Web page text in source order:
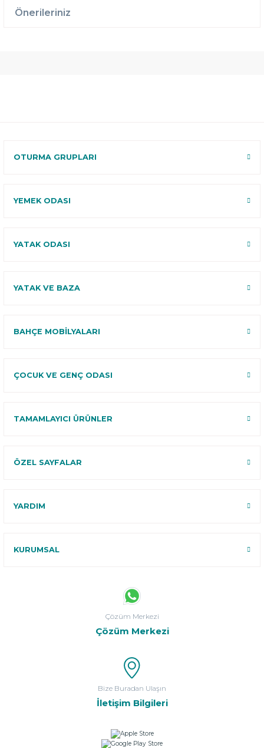
Önerileriniz
OTURMA GRUPLARI
YEMEK ODASI
YATAK ODASI
YATAK VE BAZA
BAHÇE MOBİLYALARI
ÇOCUK VE GENÇ ODASI
TAMAMLAYICI ÜRÜNLER
ÖZEL SAYFALAR
YARDIM
KURUMSAL
Çözüm Merkezi
Çözüm Merkezi
Bize Buradan Ulaşın
İletişim Bilgileri